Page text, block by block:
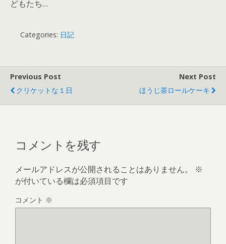
どもたち…
Categories: 日記
Previous Post
クリケットな１日
Next Post
ほうじ茶ロールケーキ
コメントを残す
メールアドレスが公開されることはありません。
※
が付いている欄は必須項目です
コメント ※